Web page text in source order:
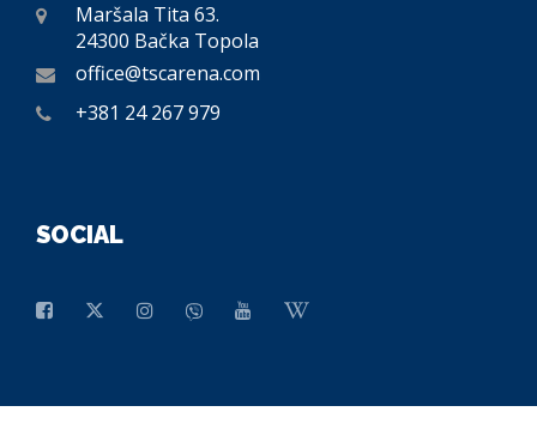
Maršala Tita 63.
24300 Bačka Topola
office@tscarena.com
+381 24 267 979
SOCIAL